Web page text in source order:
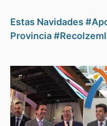
Estas Navidades
Provincia